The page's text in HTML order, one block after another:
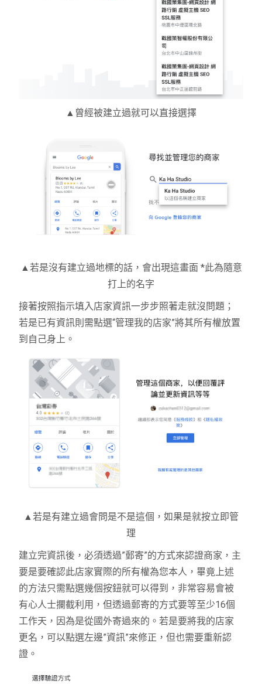
▲曾經被建立過就可以直接選擇
▲若是沒有建立過地標的話，會出現這畫面 *此為隨意
打上的名字
接著按照指示填入店家資訊一步步照著走就沒問題；
若是已有資訊則需點選“管理我的店家”將其所有權放置
到自己身上。
▲若是有建立過會問是不是這個，如果是就按立即管
理
建立完資訊後，必須透過”郵寄”的方式來認證商家，主
要是要確認此店家實際的所有權為您本人，畢竟上述
的方法只需點選幾個按鈕就可以得到，非常容易會被
有心人士攔截利用，但透過郵寄的方式要等至少16個
工作天，因為是從國外寄過來的。若是要將我的店家
更名，可以點選左邊”資訊”來修正，但也需要重新認
證。